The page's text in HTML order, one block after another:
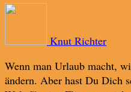
Knut Richter
Wenn man Urlaub macht,
ändern. Aber hast Du Dich